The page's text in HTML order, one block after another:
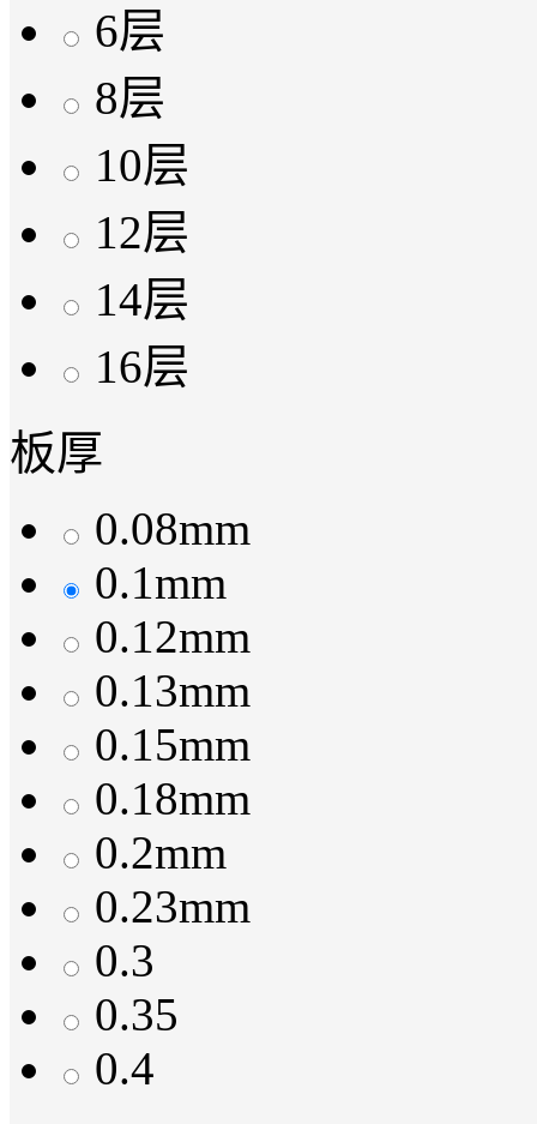
6层
8层
10层
12层
14层
16层
板厚
0.08mm
0.1mm
0.12mm
0.13mm
0.15mm
0.18mm
0.2mm
0.23mm
0.3
0.35
0.4